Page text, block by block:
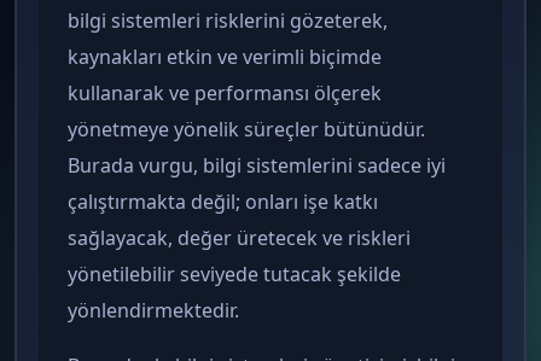
bilgi sistemleri risklerini gözeterek,
kaynakları etkin ve verimli biçimde
kullanarak ve performansı ölçerek
yönetmeye yönelik süreçler bütünüdür.
Burada vurgu, bilgi sistemlerini sadece iyi
çalıştırmakta değil; onları işe katkı
sağlayacak, değer üretecek ve riskleri
yönetilebilir seviyede tutacak şekilde
yönlendirmektedir.